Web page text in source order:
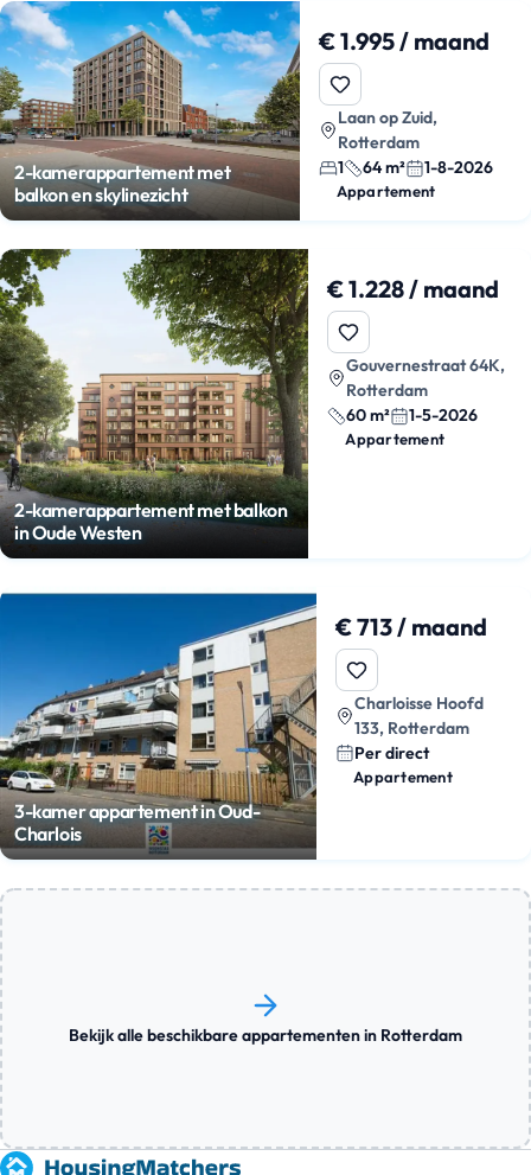
2-kamerappartement met
balkon en skylinezicht
€ 1.995 / maand
Laan op Zuid,
Rotterdam
1
64 m² 1-8-2026
Appartement
2-kamerappartement met balkon
in Oude Westen
€ 1.228 / maand
Gouvernestraat 64K,
Rotterdam
60 m²
1-5-2026
Appartement
3-kamer appartement in Oud-
Charlois
€ 713 / maand
Charloisse Hoofd
133, Rotterdam
Per direct
Appartement
Bekijk alle beschikbare appartementen in Rotterdam